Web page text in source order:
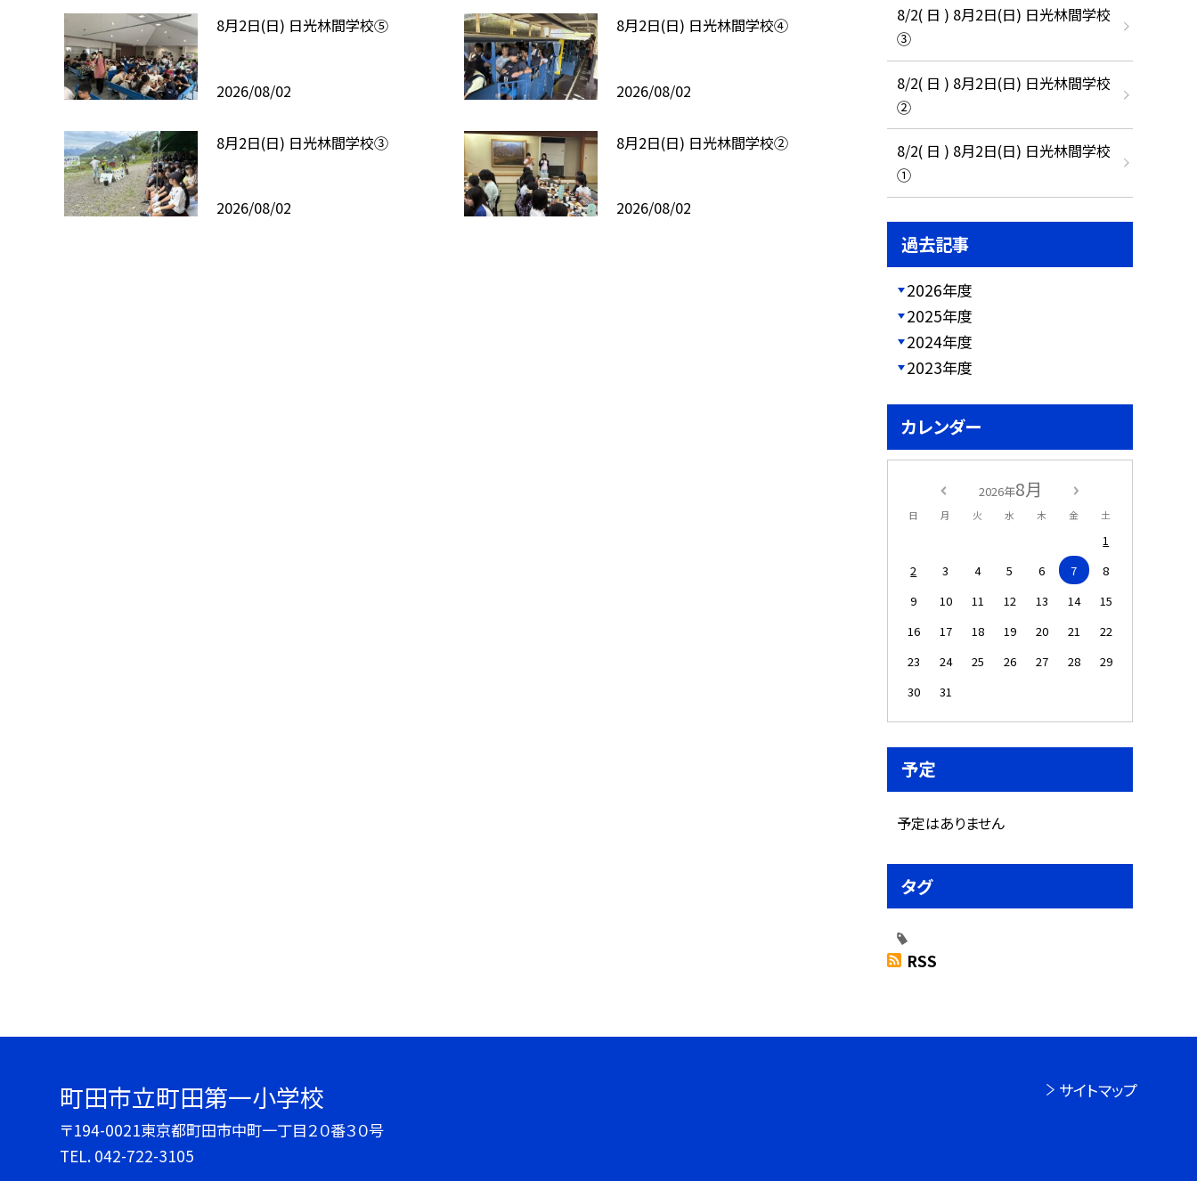
8月2日(日) 日光林間学校⑤
2026/08/02
8月2日(日) 日光林間学校④
2026/08/02
8月2日(日) 日光林間学校③
2026/08/02
8月2日(日) 日光林間学校②
2026/08/02
8/2( 日 ) 8月2日(日) 日光林間学校
③
8/2( 日 ) 8月2日(日) 日光林間学校
②
8/2( 日 ) 8月2日(日) 日光林間学校
①
過去記事
2026年度
2025年度
2024年度
2023年度
カレンダー
2026年8月
日 月 火 水 木 金 土
1
2
3 4 5 6 7
8
9
10 11 12 13 14
15
16
17 18 19 20 21
22
23
24 25 26 27 28
29
30
31
予定
予定はありません
タグ
RSS
町田市立町田第一小学校
〒194-0021東京都町田市中町一丁目２０番３０号
TEL. 042-722-3105
サイトマップ